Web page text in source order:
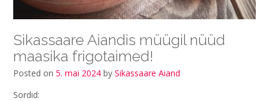
Sikassaare Aiandis müügil nüüd
maasika frigotaimed!
Posted on 5. mai 2024 by Sikassaare Aiand
Sordid: